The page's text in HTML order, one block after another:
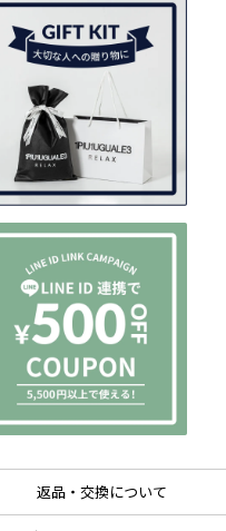
返品・交換について